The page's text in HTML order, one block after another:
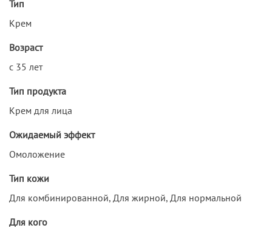
Тип
Крем
Возраст
с 35 лет
Тип продукта
Крем для лица
Ожидаемый эффект
Омоложение
Тип кожи
Для комбинированной, Для жирной, Для нормальной
Для кого